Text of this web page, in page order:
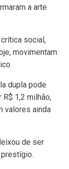
a arte
social,
movimentam
dupla pode
1,2 milhão,
valores ainda
de ser